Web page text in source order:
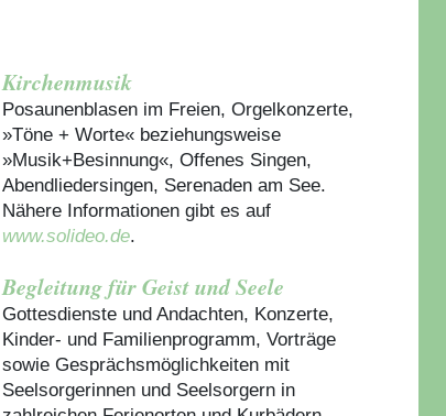
Kirchenmusik
Posaunenblasen im Freien, Orgelkonzerte,
»Töne + Worte« beziehungsweise
»Musik+Besinnung«, Offenes Singen,
Abendliedersingen, Serenaden am See.
Nähere Informationen gibt es auf
www.solideo.de.
Begleitung für Geist und Seele
Gottesdienste und Andachten, Konzerte,
Kinder- und Familienprogramm, Vorträge
sowie Gesprächsmöglichkeiten mit
Seelsorgerinnen und Seelsorgern in